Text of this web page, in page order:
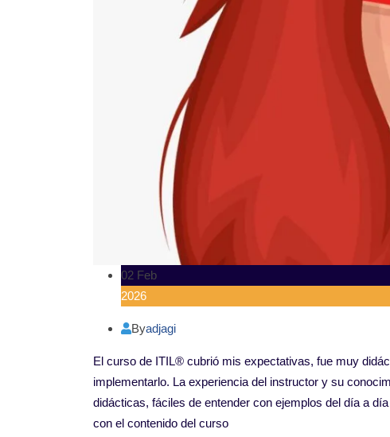
02 Feb
2026
Byadjagi
El curso de ITIL® cubrió mis expectativas, fue muy
implementarlo. La experiencia del instructor y su
didácticas, fáciles de entender con ejemplos del día a
con el contenido del curso